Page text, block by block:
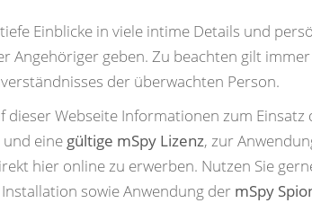
Einblicke in viele intime Details und
Angehöriger geben. Zu beachten gilt
der überwachten Person.
dieser Webseite Informationen zum Einsatz
und eine gültige mSpy Lizenz, zur
hier online zu erwerben. Nutzen Sie
sowie Anwendung der mSpy